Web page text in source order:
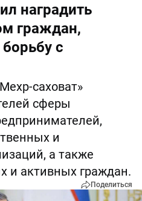
наградить
граждан,
с
саховат»
сферы
и
а также
и активных граждан.
Поделиться